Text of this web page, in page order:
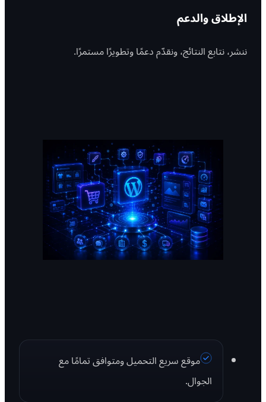
الإطلاق والدعم
ننشر، نتابع النتائج، ونقدّم دعمًا وتطويرًا مستمرًا.
موقع سريع التحميل ومتوافق تمامًا مع
الجوال.